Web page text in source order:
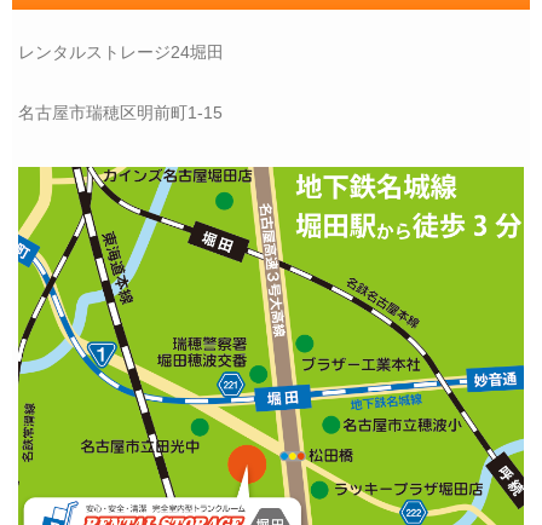
レンタルストレージ24堀田
名古屋市瑞穂区明前町1-15